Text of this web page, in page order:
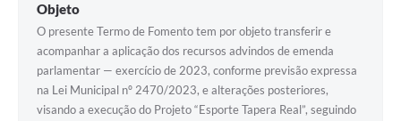
Notificações Ambientais
Notificações Obras e Posturas
Conselho Municipal de Conservação e Defesa do
Meio Ambiente-CODEMA
Objeto
O presente Termo de Fomento tem por objeto transferir e
acompanhar a aplicação dos recursos advindos de emenda
parlamentar — exercício de 2023, conforme previsão expressa
na Lei Municipal nº 2470/2023, e alterações posteriores,
visando a execução do Projeto “Esporte Tapera Real”, seguindo